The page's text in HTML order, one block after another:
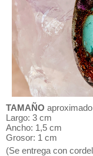
TAMAÑO
Largo: 3 cm
Ancho: 1,5 cm
Grosor: 1 cm
(Se entrega con cordel